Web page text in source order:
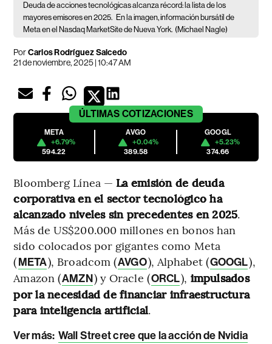
Deuda de acciones tecnológicas alcanza récord: la lista de los
mayores emisores en 2025. En la imagen, información bursátil de
Meta en el Nasdaq MarketSite de Nueva York. (Michael Nagle)
PorCarlos Rodríguez Salcedo
21 de noviembre, 2025 | 10:47 AM
ÚLTIMAS COTIZACIONES
META
+6.79%
594.22
AVGO
+0.04%
389.58
GOOGL
+5.23%
374.66
Bloomberg Línea — La emisión de deuda
corporativa en el sector tecnológico ha
alcanzado niveles sin precedentes en 2025.
Más de US$200.000 millones en bonos han
sido colocados por gigantes como Meta
(META), Broadcom (AVGO), Alphabet (GOOGL),
Amazon (AMZN) y Oracle (ORCL), impulsados
por la necesidad de financiar infraestructura
para inteligencia artificial.
Ver más: Wall Street cree que la acción de Nvidia